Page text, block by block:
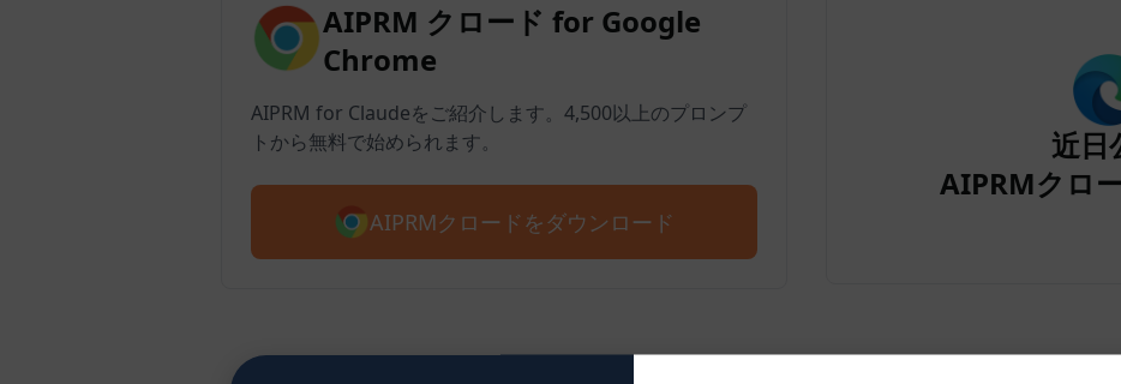
AIPRM クロード for Google
Chrome
AIPRM for Claudeをご紹介します。4,500以上のプロンプ
トから無料で始められます。
AIPRMクロードをダウンロード
近日
AIPRMクロ